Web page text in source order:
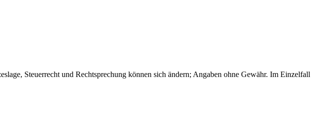
Ein sauberer Stichtags-Schnitt in der Betriebskostenabrechnung ist Pflicht.
Steuerrecht und Rechtsprechung können sich ändern; Angaben ohne Gewähr. Im Einzelfall